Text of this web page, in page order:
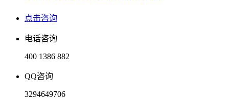
点击咨询
电话咨询
400 1386 882
QQ咨询
3294649706